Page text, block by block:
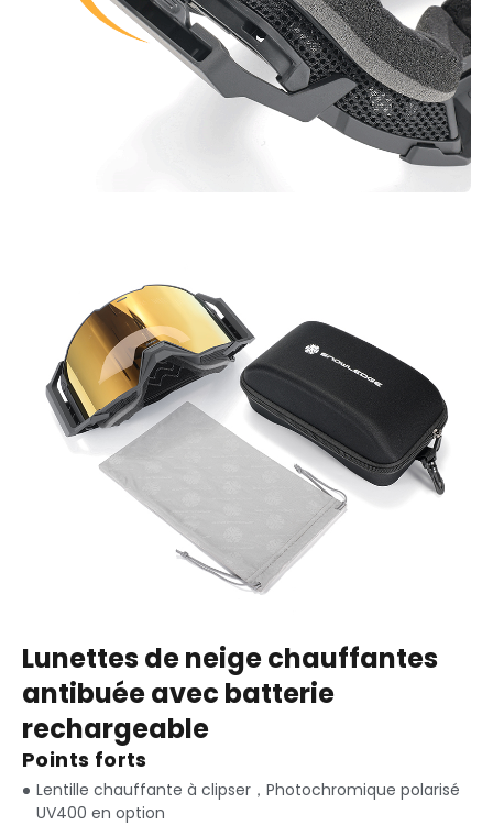
Lunettes de neige chauffantes
antibuée avec batterie
rechargeable
Points forts
Lentille chauffante à clipser，Photochromique polarisé
UV400 en option